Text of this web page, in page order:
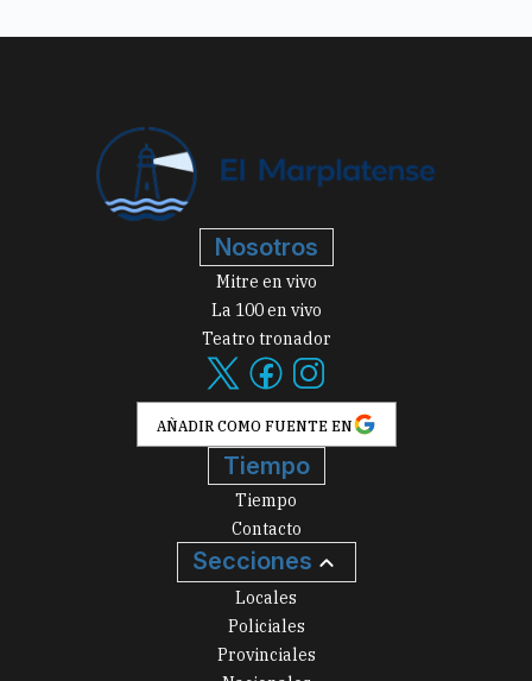
Nosotros
Mitre en vivo
La 100 en vivo
Teatro tronador
AÑADIR COMO FUENTE EN
Tiempo
Tiempo
Contacto
Secciones
Locales
Policiales
Provinciales